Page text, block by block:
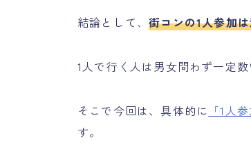
結論として、街コンの1人参加
1人で行く人は男女問わず一定数
そこで今回は、具体的に 「1人
す。